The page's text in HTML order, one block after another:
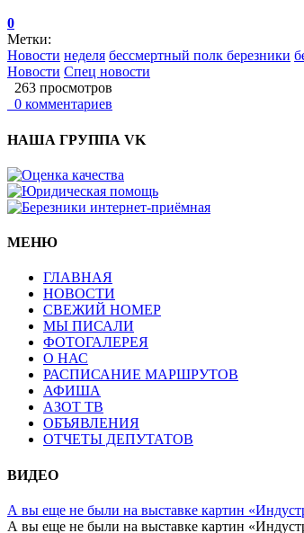
0
Метки:
Новости неделя бессмертный полк березники
Новости Спец новости
263 просмотров
0 комментариев
НАША ГРУППА VK
МЕНЮ
ГЛАВНАЯ
НОВОСТИ
СВЕЖИЙ НОМЕР
МЫ ПИСАЛИ
ФОТОГАЛЕРЕЯ
О НАС
РАСПИСАНИЕ МАРШРУТОВ
АФИША
АЗОТ ТВ
ОБЪЯВЛЕНИЯ
ОТЧЕТЫ ДЕПУТАТОВ
ВИДЕО
А вы еще не были на выставке картин
А вы еще не были на выставке картин